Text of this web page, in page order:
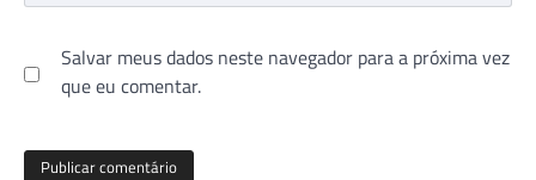
Salvar meus dados neste navegador para a próxima vez
que eu comentar.